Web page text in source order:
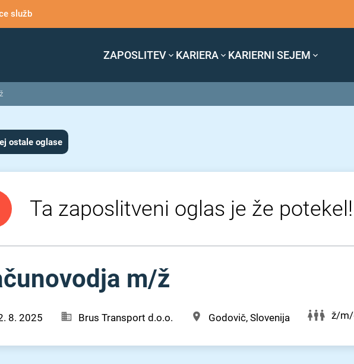
služb
ZAPOSLITEV KARIERA KARIERNI SEJEM
ostale oglase
Ta zaposlitveni oglas je že potekel!
m⁠/⁠ž
8. 2025 Brus Transport d.o.o. Godovič, Slovenija ž/